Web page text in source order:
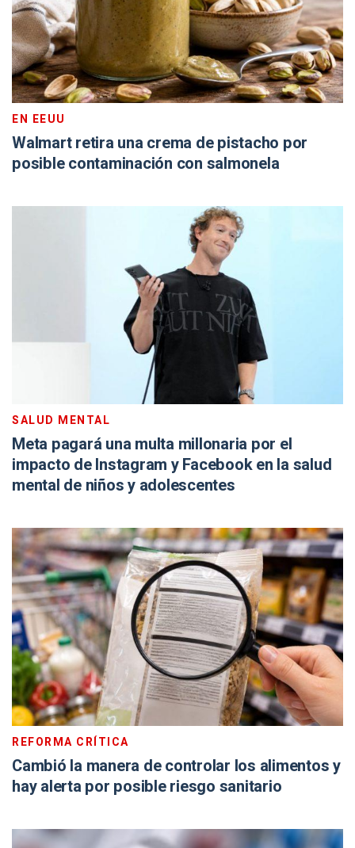
EN EEUU
Walmart retira una crema de pistacho por
posible contaminación con salmonela
SALUD MENTAL
Meta pagará una multa millonaria por el
impacto de Instagram y Facebook en la salud
mental de niños y adolescentes
REFORMA CRÍTICA
Cambió la manera de controlar los alimentos y
hay alerta por posible riesgo sanitario